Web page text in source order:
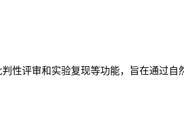
性评审和实验复现等功能，旨在通过自